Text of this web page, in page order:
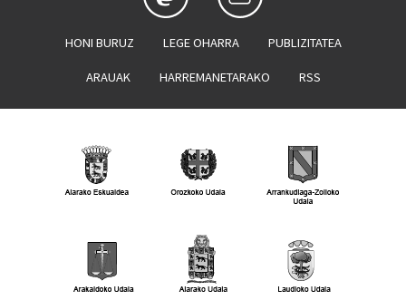
HONI BURUZ LEGE OHARRA PUBLIZITATEA
ARAUAK HARREMANETARAKO RSS